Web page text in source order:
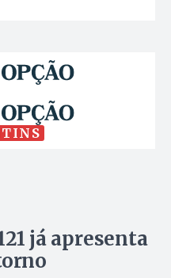
já apresenta